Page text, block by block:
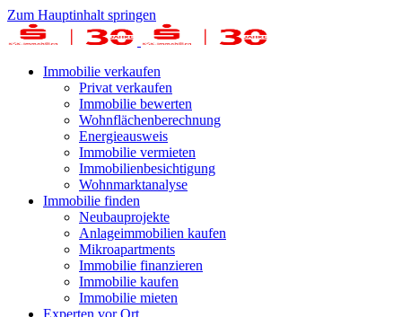
Zum Hauptinhalt springen
Immobilie verkaufen
Privat verkaufen
Immobilie bewerten
Wohnflächenberechnung
Energieausweis
Immobilie vermieten
Immobilienbesichtigung
Wohnmarktanalyse
Immobilie finden
Neubauprojekte
Anlageimmobilien kaufen
Mikroapartments
Immobilie finanzieren
Immobilie kaufen
Immobilie mieten
Experten vor Ort